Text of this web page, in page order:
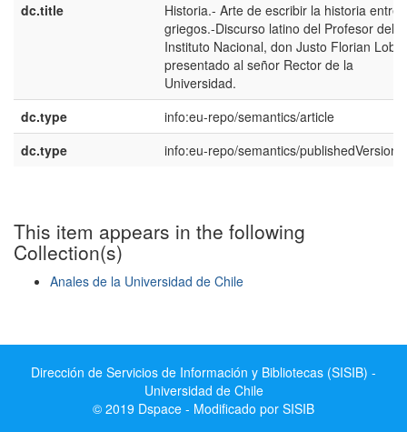
dc.title
Historia.- Arte de escribir la historia entre
griegos.-Discurso latino del Profesor del
Instituto Nacional, don Justo Florian
presentado al señor Rector de la
Universidad.
dc.type
info:eu-repo/semantics/article
dc.type
info:eu-repo/semantics/publishedVersion
This item appears in the following
Collection(s)
Anales de la Universidad de Chile
Dirección de Servicios de Información y Bibliotecas (SISIB) -
Universidad de Chile
© 2019 Dspace - Modificado por SISIB